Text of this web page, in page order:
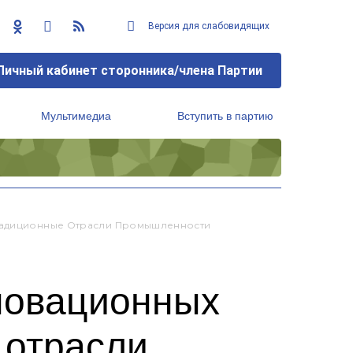
Версия для слабовидящих
кабинет сторонника/члена Партии
Мультимедиа Вступить в партию
Отрасли Промышленности